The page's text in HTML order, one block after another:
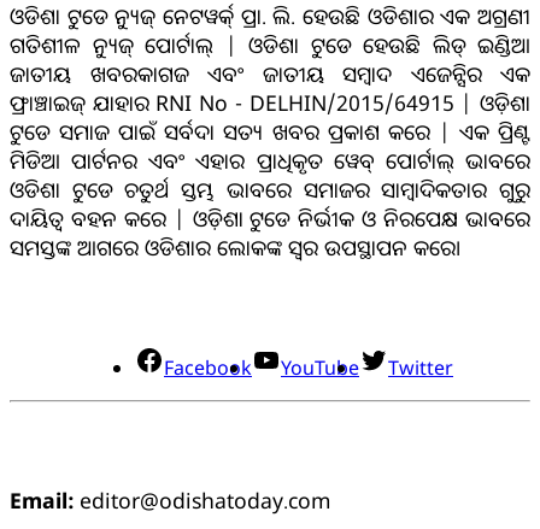
ଓଡିଶା ଟୁଡେ ନ୍ୟୁଜ୍ ନେଟୱର୍କ୍ ପ୍ରା. ଲି. ହେଉଛି ଓଡିଶାର ଏକ ଅଗ୍ରଣୀ
ଗତିଶୀଳ ନ୍ୟୁଜ୍ ପୋର୍ଟାଲ୍ | ଓଡିଶା ଟୁଡେ ହେଉଛି ଲିଡ୍ ଇଣ୍ଡିଆ
ଜାତୀୟ ଖବରକାଗଜ ଏବଂ ଜାତୀୟ ସମ୍ବାଦ ଏଜେନ୍ସିର ଏକ
ଫ୍ରାଞ୍ଚାଇଜ୍ ଯାହାର RNI No - DELHIN/2015/64915 | ଓଡ଼ିଶା
ଟୁଡେ ସମାଜ ପାଇଁ ସର୍ବଦା ସତ୍ୟ ଖବର ପ୍ରକାଶ କରେ | ଏକ ପ୍ରିଣ୍ଟ
ମିଡିଆ ପାର୍ଟନର ଏବଂ ଏହାର ପ୍ରାଧିକୃତ ୱେବ୍ ପୋର୍ଟାଲ୍ ଭାବରେ
ଓଡିଶା ଟୁଡେ ଚତୁର୍ଥ ସ୍ତମ୍ଭ ଭାବରେ ସମାଜର ସାମ୍ବାଦିକତାର ଗୁରୁ
ଦାୟିତ୍ବ ବହନ କରେ | ଓଡ଼ିଶା ଟୁଡେ ନିର୍ଭୀକ ଓ ନିରପେକ୍ଷ ଭାବରେ
ସମସ୍ତଙ୍କ ଆଗରେ ଓଡିଶାର ଲୋକଙ୍କ ସ୍ୱର ଉପସ୍ଥାପନ କରେ।
Facebook YouTube Twitter
Email: editor@odishatoday.com